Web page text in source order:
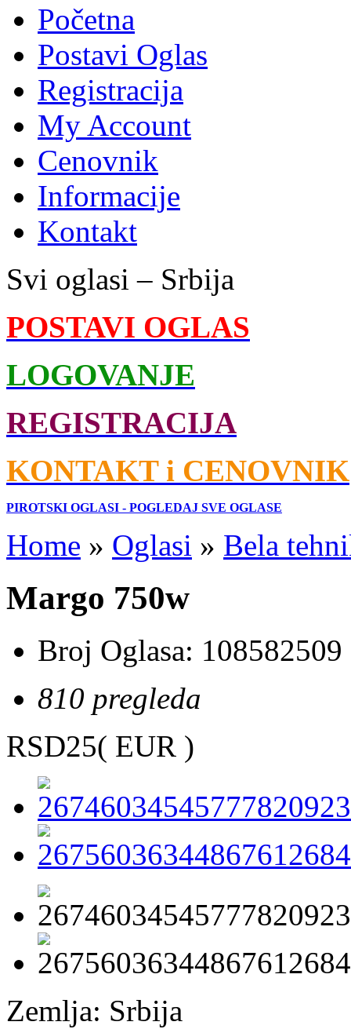
Početna
Postavi Oglas
Registracija
My Account
Cenovnik
Informacije
Kontakt
Svi oglasi – Srbija
POSTAVI OGLAS
LOGOVANJE
REGISTRACIJA
KONTAKT i CENOVNIK
PIROTSKI OGLASI - POGLEDAJ SVE OGLASE
Home » Oglasi » Bela
Margo 750w
Broj Oglasa: 108582509
810 pregleda
RSD25( EUR )
Zemlja: Srbija